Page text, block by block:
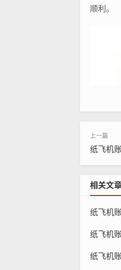
顺利。
纸飞机
相关文
纸飞机账号
纸飞机账号
纸飞机账